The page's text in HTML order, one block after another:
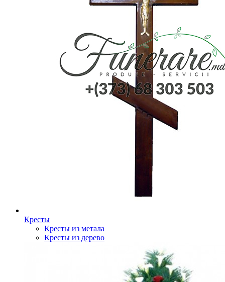
Кресты
Кресты из метала
Кресты из дерево